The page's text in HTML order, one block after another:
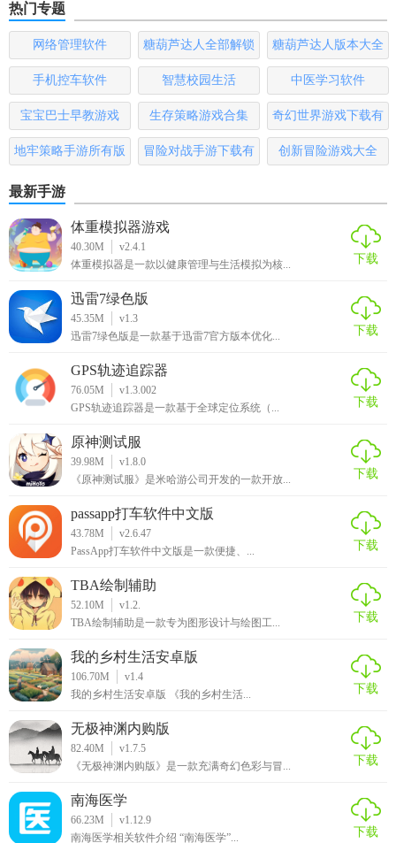
5. 社区互动：建立用户社区，分享停车经验、攻略和技巧。
千岛智慧停车app官方优势
1. 高效便捷：通过智能化手段简化停车流程，节省用户时
间。
2. 信息全面：提供丰富的停车场信息和用户评价，帮助用户
4. 用户体验优良：界面简洁友好，操作流畅，易于上手。
度。
千岛智慧停车app官方测评
千岛智慧停车APP在解决城市停车难问题上表现出色，其功能
全面且实用，能够显著提升用户的停车体验。其精准的车位
查询和导航功能大大减少了用户的寻找车位时间；电子支付
和票据功能则让用户更加省心省力；丰富的用户评价和社区
互动也为用户提供了宝贵的参考信息。总体来说，千岛智慧
热门专题
网络管理软件
糖葫芦达人全部解锁
版
糖葫芦达人版本大全
手机控车软件 智慧校园生活 中医学习软件
宝宝巴士早教游戏 生存策略游戏合集
奇幻世界游戏下载有
哪些
地牢策略手游所有版
冒险对战手游下载有
创新冒险游戏大全
最新手游
体重模拟器游戏
40.30M
v2.4.1
体重模拟器是一款以健康管理与生活模拟为核...
下载
迅雷7绿色版
45.35M
v1.3
迅雷7绿色版是一款基于迅雷7官方版本优化...
下载
GPS轨迹追踪器
76.05M
v1.3.002
GPS轨迹追踪器是一款基于全球定位系统（...
下载
原神测试服
39.98M
v1.8.0
《原神测试服》是米哈游公司开发的一款开放...
下载
passapp打车软件中文版
43.78M
v2.6.47
PassApp打车软件中文版是一款便捷、...
下载
TBA绘制辅助
52.10M
v1.2.
TBA绘制辅助是一款专为图形设计与绘图工...
下载
我的乡村生活安卓版
106.70M
v1.4
我的乡村生活安卓版 《我的乡村生活...
下载
无极神渊内购版
82.40M
v1.7.5
《无极神渊内购版》是一款充满奇幻色彩与冒...
下载
南海医学
66.23M
v1.12.9
南海医学相关软件介绍 “南海医学”...
下载